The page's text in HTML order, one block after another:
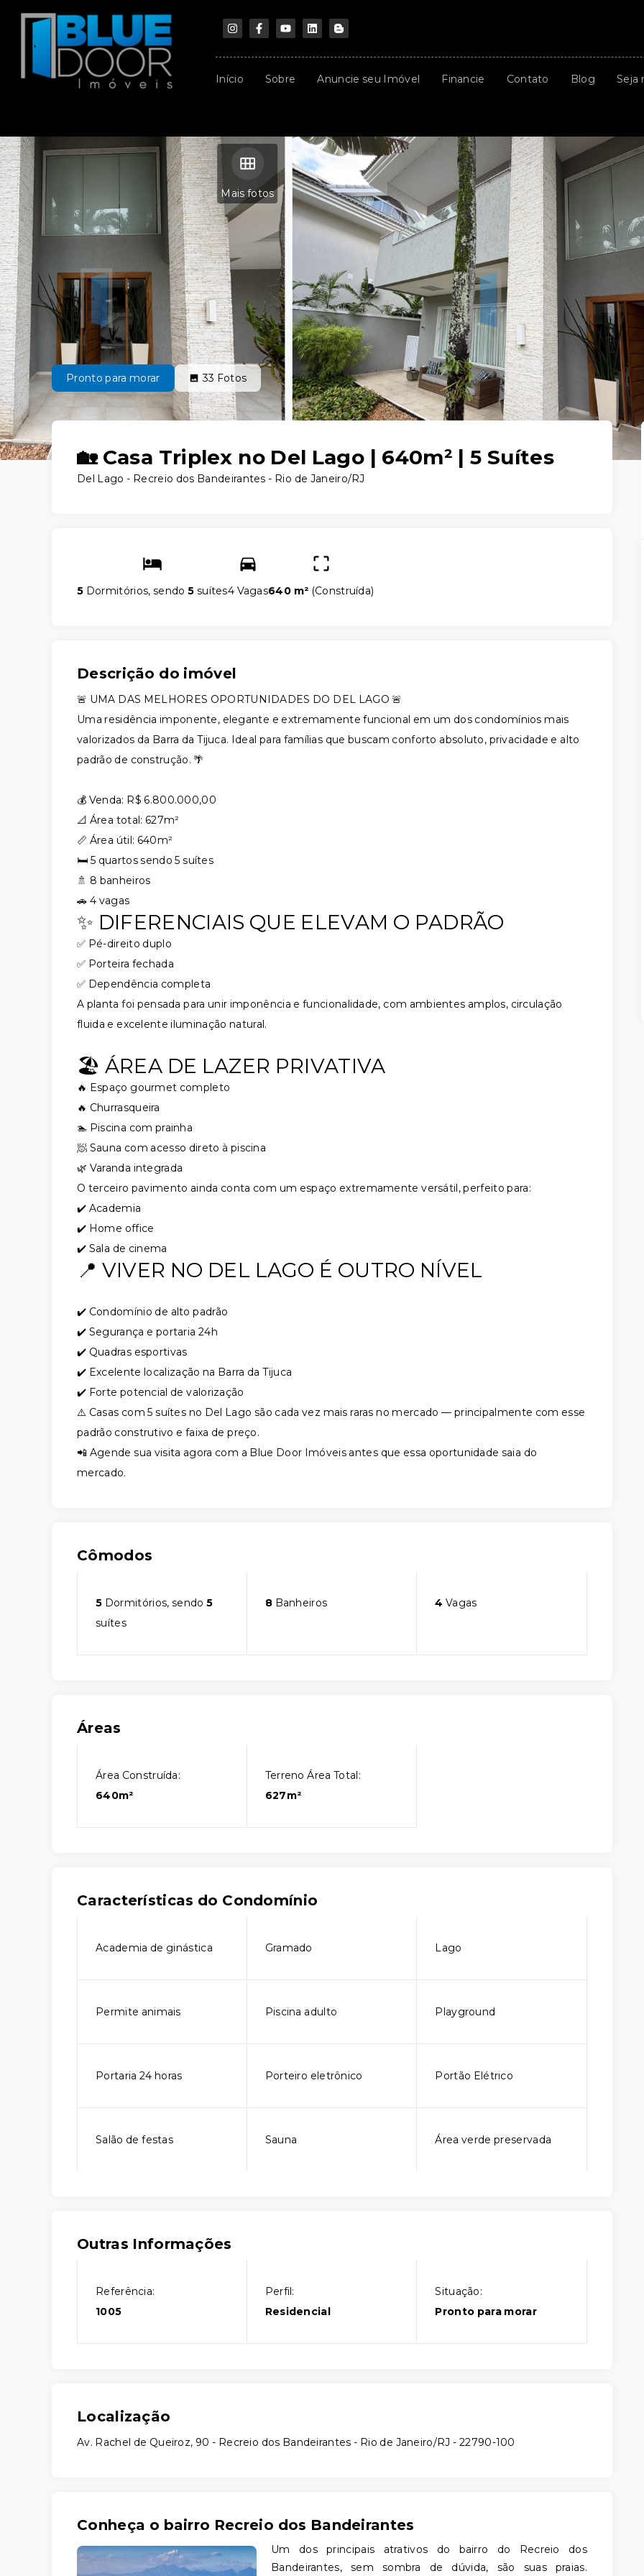
Início Sobre Anuncie seu Imóvel Financie Contato Blog Seja
Mais fotos
Pronto para morar 33 Fotos
🏡 Casa Triplex no Del Lago | 640m² | 5 Suítes
Del Lago - Recreio dos Bandeirantes - Rio de Janeiro/RJ
5 Dormitórios, sendo5 suítes4 Vagas640 m² (Construída)
Descrição do imóvel
🚨 UMA DAS MELHORES OPORTUNIDADES DO DEL LAGO 🚨
Uma residência imponente, elegante e extremamente funcional em um dos condomínios mais
valorizados da Barra da Tijuca. Ideal para famílias que buscam conforto absoluto, privacidade e alto
padrão de construção. 🌴
💰 Venda: R$ 6.800.000,00
📐 Área total: 627m²
📏 Área útil: 640m²
🛏️ 5 quartos sendo 5 suítes
🚿 8 banheiros
🚗 4 vagas
✨ DIFERENCIAIS QUE ELEVAM O PADRÃO
✅ Pé-direito duplo
✅ Porteira fechada
✅ Dependência completa
A planta foi pensada para unir imponência e funcionalidade, com ambientes amplos, circulação
fluida e excelente iluminação natural.
🏖️ ÁREA DE LAZER PRIVATIVA
🔥 Espaço gourmet completo
🔥 Churrasqueira
🏊 Piscina com prainha
🧖 Sauna com acesso direto à piscina
🌿 Varanda integrada
O terceiro pavimento ainda conta com um espaço extremamente versátil, perfeito para:
✔️ Academia
✔️ Home office
✔️ Sala de cinema
📍 VIVER NO DEL LAGO É OUTRO NÍVEL
✔️ Condomínio de alto padrão
✔️ Segurança e portaria 24h
✔️ Quadras esportivas
✔️ Excelente localização na Barra da Tijuca
✔️ Forte potencial de valorização
⚠️ Casas com 5 suítes no Del Lago são cada vez mais raras no mercado — principalmente com esse
padrão construtivo e faixa de preço.
📲 Agende sua visita agora com a Blue Door Imóveis antes que essa oportunidade saia do
mercado.
Cômodos
5 Dormitórios, sendo5
suítes
8Banheiros 4 Vagas
Áreas
Área Construída:
640m²
Terreno Área Total:
627m²
Características do Condomínio
Academia de ginástica Gramado Lago
Permite animais Piscina adulto Playground
Portaria 24 horas Porteiro eletrônico Portão Elétrico
Salão de festas Sauna Área verde preservada
Outras Informações
Referência:
1005
Perfil:
Residencial
Situação:
Pronto para morar
Localização
Av. Rachel de Queiroz, 90 - Recreio dos Bandeirantes - Rio de Janeiro/RJ - 22790-100
Conheça o bairro Recreio dos Bandeirantes
Um dos principais atrativos do bairro do Recreio dos
Bandeirantes, sem sombra de dúvida, são suas praias.